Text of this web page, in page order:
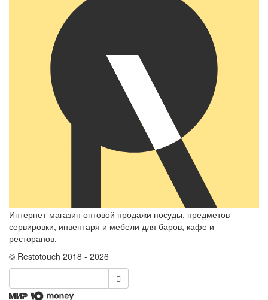
Интернет-магазин оптовой продажи посуды, предметов
сервировки, инвентаря и мебели для баров, кафе и
ресторанов.
© Restotouch 2018 - 2026